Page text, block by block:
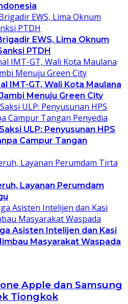
EWS, Lima Oknum
PTDH
IMT-GT, Wali Kota Maulana
Menuju Green City
ULP: Penyusunan HPS
Campur Tangan
Layanan Perumdam
Asisten Intelijen dan Kasi
Masyarakat Waspada
Apple dan Samsung
Tiongkok